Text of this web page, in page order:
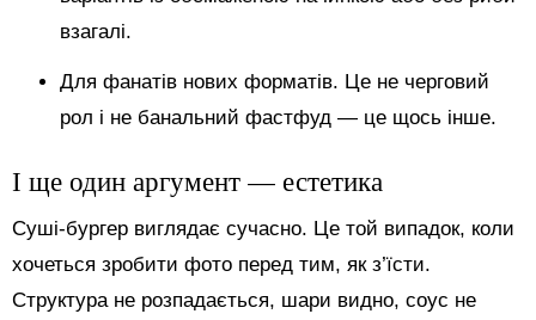
взагалі.
Для фанатів нових форматів. Це не черговий
рол і не банальний фастфуд — це щось інше.
І ще один аргумент — естетика
Суші-бургер виглядає сучасно. Це той випадок, коли
хочеться зробити фото перед тим, як з’їсти.
Структура не розпадається, шари видно, соус не